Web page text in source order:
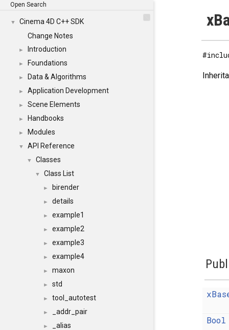
Open Search
▼
Cinema 4D C++ SDK
Change Notes
► Introduction
► Foundations
► Data & Algorithms
► Application Development
► Scene Elements
► Handbooks
► Modules
▼ API Reference
▼ Classes
▼ Class List
► birender
► details
► example1
► example2
► example3
► example4
► maxon
► std
► tool_autotest
► _addr_pair
► _alias Bool